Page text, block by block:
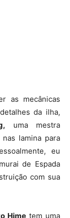
as mecânicas
da ilha,
uma mestra
lamina para
eu
de Espada
com sua
Himetem uma